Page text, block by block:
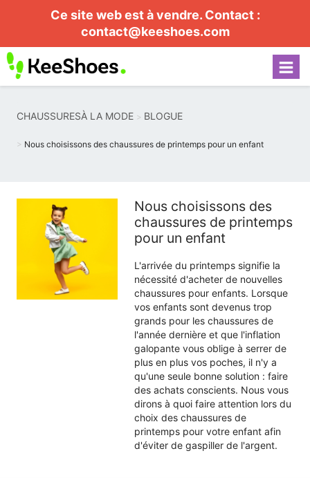
Ce site web est à vendre. Contact :
contact@keeshoes.com
CHAUSSURESÀ LA MODE BLOGUE
Nous choisissons des chaussures de printemps pour un enfant
Nous choisissons des
chaussures de printemps
pour un enfant
L'arrivée du printemps signifie la
nécessité d'acheter de nouvelles
chaussures pour enfants. Lorsque
vos enfants sont devenus trop
grands pour les chaussures de
l'année dernière et que l'inflation
galopante vous oblige à serrer de
plus en plus vos poches, il n'y a
qu'une seule bonne solution : faire
des achats conscients. Nous vous
dirons à quoi faire attention lors du
choix des chaussures de
printemps pour votre enfant afin
d'éviter de gaspiller de l'argent.